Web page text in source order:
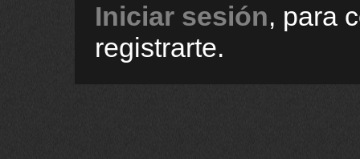
Iniciar sesión, para
registrarte.